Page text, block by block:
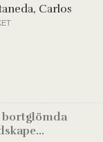
Carlos
bortglömda